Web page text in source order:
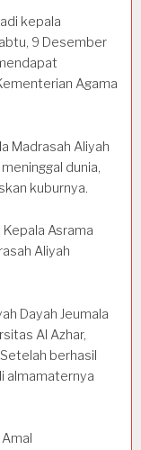
kepala
9 Desember
Agama
Madrasah Aliyah
dunia,
kuburnya.
Asrama
Aliyah
Dayah Jeumala
Al Azhar,
berhasil
almamaternya